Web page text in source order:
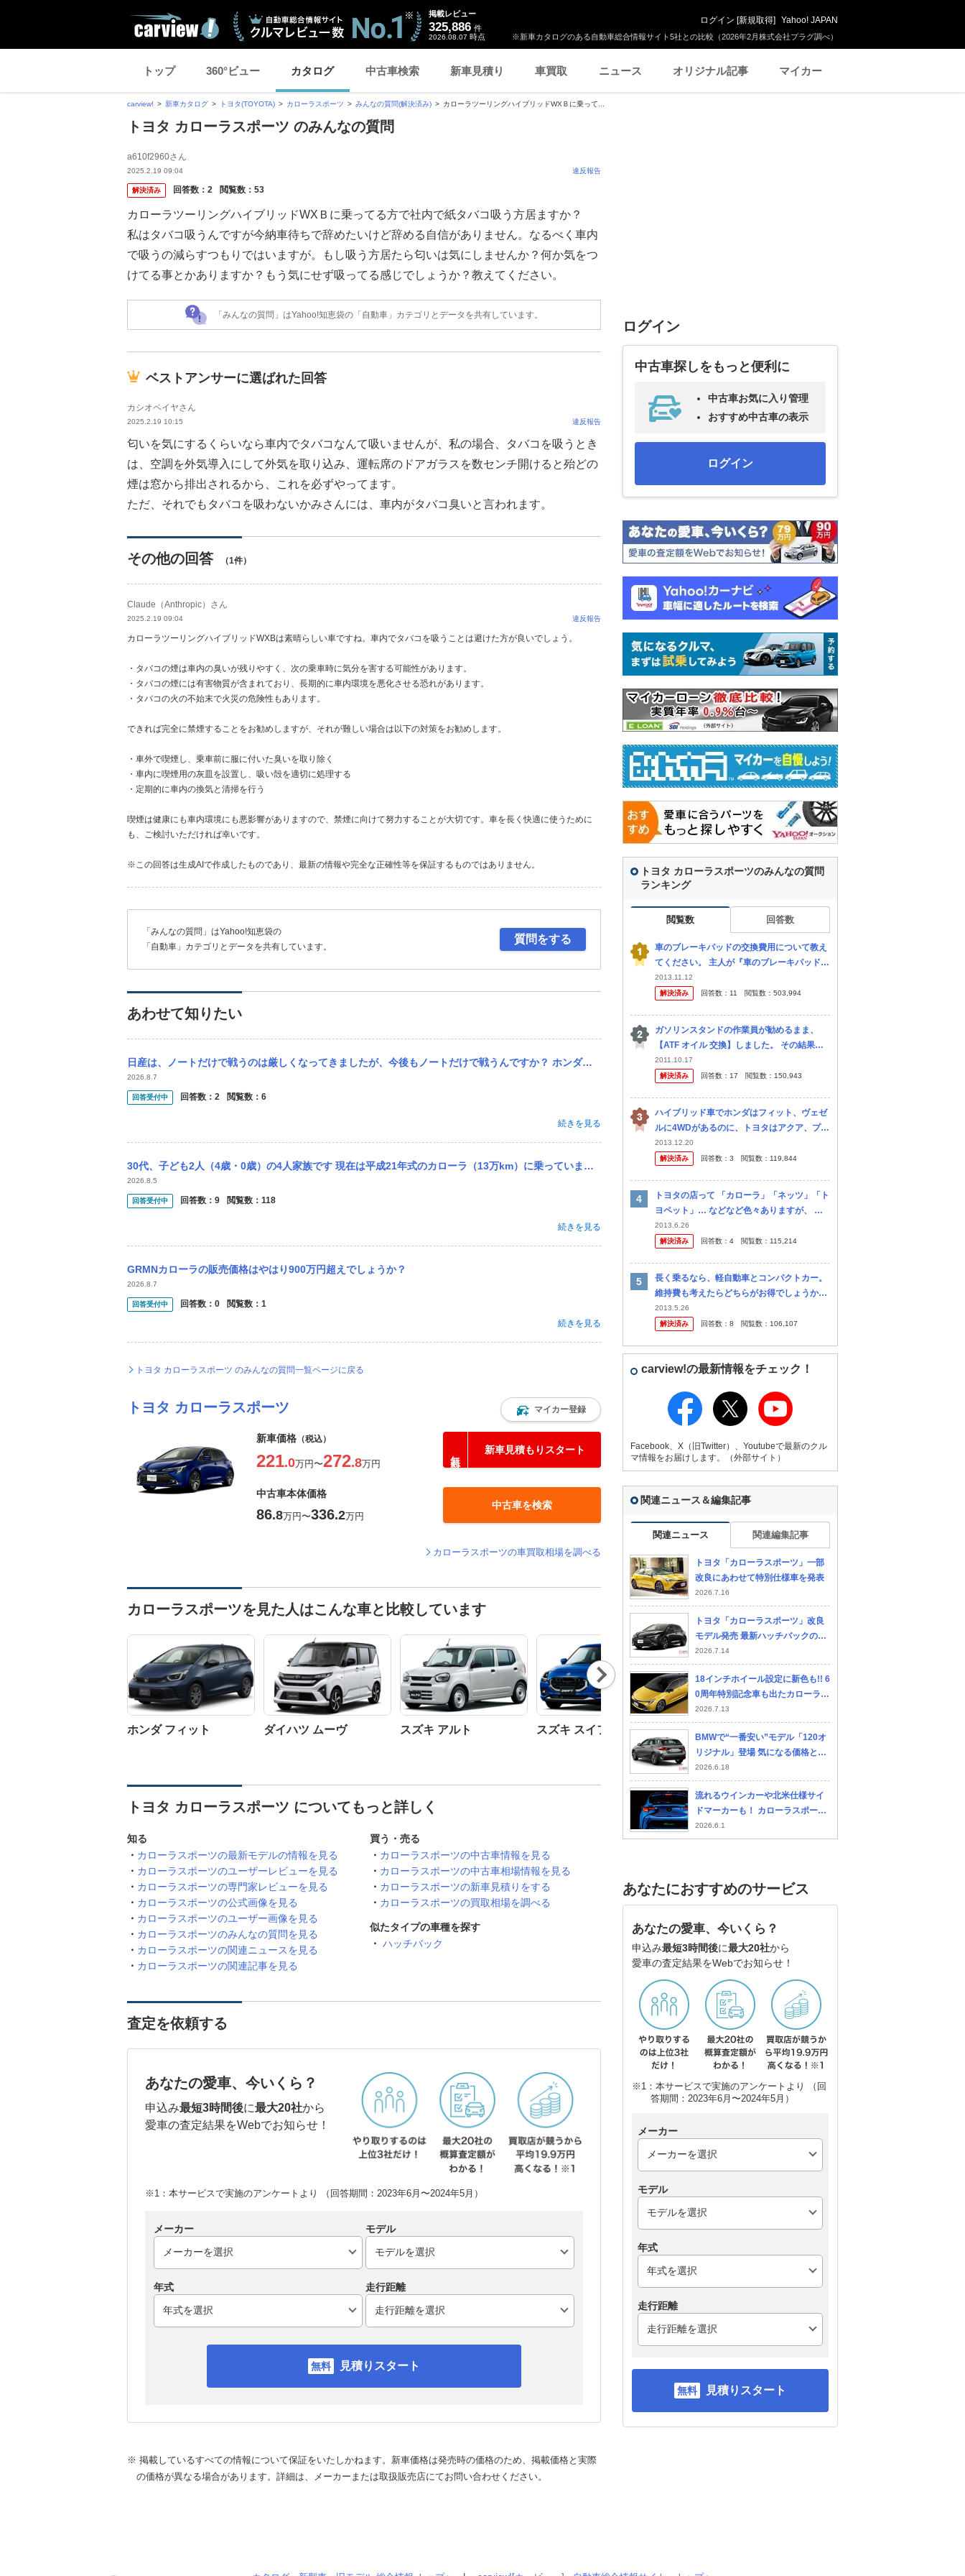
※新車カタログのある自動車総合情報サイト5社との比較（2026年2月株式会社プラグ調べ）
掲載レビュー
325,886 件
2026.08.07 時点
ログイン [新規取得] Yahoo! JAPAN
トップ 360°ビュー カタログ 中古車検索 新車見積り 車買取 ニュース オリジナル記事 マイカー
carview! 新車カタログ トヨタ(TOYOTA) カローラスポーツ みんなの質問(解決済み) カローラツーリングハイブリッドWXＢに乗って...
トヨタ カローラスポーツ のみんなの質問
a610f2960さん
2025.2.19 09:04 違反報告
解決済み 回答数： 2 閲覧数： 53
カローラツーリングハイブリッドWXＢに乗ってる方で社内で紙タバコ吸う方居ますか？
私はタバコ吸うんですが今納車待ちで辞めたいけど辞める自信がありません。なるべく車内
で吸うの減らすつもりではいますが。もし吸う方居たら匂いは気にしませんか？何か気をつ
けてる事とかありますか？もう気にせず吸ってる感じでしょうか？教えてください。
「みんなの質問」はYahoo!知恵袋の「自動車」カテゴリとデータを共有しています。
ベストアンサーに選ばれた回答
カシオペイヤさん
2025.2.19 10:15 違反報告
匂いを気にするくらいなら車内でタバコなんて吸いませんが、私の場合、タバコを吸うとき
は、空調を外気導入にして外気を取り込み、運転席のドアガラスを数センチ開けると殆どの
煙は窓から排出されるから、これを必ずやってます。
ただ、それでもタバコを吸わないかみさんには、車内がタバコ臭いと言われます。
その他の回答 （1件）
Claude（Anthropic）さん
2025.2.19 09:04 違反報告
カローラツーリングハイブリッドWXBは素晴らしい車ですね。車内でタバコを吸うことは避けた方が良いでしょう。
・タバコの煙は車内の臭いが残りやすく、次の乗車時に気分を害する可能性があります。
・タバコの煙には有害物質が含まれており、長期的に車内環境を悪化させる恐れがあります。
・タバコの火の不始末で火災の危険性もあります。
できれば完全に禁煙することをお勧めしますが、それが難しい場合は以下の対策をお勧めします。
・車外で喫煙し、乗車前に服に付いた臭いを取り除く
・車内に喫煙用の灰皿を設置し、吸い殻を適切に処理する
・定期的に車内の換気と清掃を行う
喫煙は健康にも車内環境にも悪影響がありますので、禁煙に向けて努力することが大切です。車を長く快適に使うために
も、ご検討いただければ幸いです。
※この回答は生成AIで作成したものであり、最新の情報や完全な正確性等を保証するものではありません。
「みんなの質問」はYahoo!知恵袋の
「自動車」カテゴリとデータを共有しています。
質問をする
あわせて知りたい
日産は、ノートだけで戦うのは厳しくなってきましたが、今後もノートだけで戦うんですか？ ホンダは今後3年以内に、上級ミニバンの新型車を国内発売する検討を始めた。次世代ハイブリッドシステムの採用を見...
2026.8.7
回答受付中 回答数： 2 閲覧数： 6
続きを見る
30代、子ども2人（4歳・0歳）の4人家族です 現在は平成21年式のカローラ（13万km）に乗っています。車検は2028年3月までありますが、エアコンの効きが悪くなってきたため、そろそろ買い替え...
2026.8.5
回答受付中 回答数： 9 閲覧数： 118
続きを見る
GRMNカローラの販売価格はやはり900万円超えでしょうか？
2026.8.7
回答受付中 回答数： 0 閲覧数： 1
続きを見る
トヨタ カローラスポーツ のみんなの質問一覧ページに戻る
トヨタ カローラスポーツ マイカー登録
新車価格 （税込）
221.0万円〜272.8万円
新車見積もりスタート
中古車本体価格
86.8万円〜336.2万円
中古車を検索
カローラスポーツの車買取相場を調べる
カローラスポーツを見た人はこんな車と比較しています
ホンダ フィット ダイハツ ムーヴ スズキ アルト スズキ スイフト ダイハツ ミライース
Nex
t
トヨタ カローラスポーツ についてもっと詳しく
知る
カローラスポーツの最新モデルの情報を見る
カローラスポーツのユーザーレビューを見る
カローラスポーツの専門家レビューを見る
カローラスポーツの公式画像を見る
カローラスポーツのユーザー画像を見る
カローラスポーツのみんなの質問を見る
カローラスポーツの関連ニュースを見る
カローラスポーツの関連記事を見る
買う・売る
カローラスポーツの中古車情報を見る
カローラスポーツの中古車相場情報を見る
カローラスポーツの新車見積りをする
カローラスポーツの買取相場を調べる
似たタイプの車種を探す
ハッチバック
査定を依頼する
あなたの愛車、今いくら？
申込み最短3時間後に最大20社から
愛車の査定結果をWebでお知らせ！
※1：本サービスで実施のアンケートより （回答期間：2023年6月〜2024年5月）
メーカー モデル
年式 走行距離
見積りスタート
※ 掲載しているすべての情報について保証をいたしかねます。新車価格は発売時の価格のため、掲載価格と実際
の価格が異なる場合があります。詳細は、メーカーまたは取扱販売店にてお問い合わせください。
ログイン
中古車探しをもっと便利に
中古車お気に入り管理
おすすめ中古車の表示
ログイン
トヨタ カローラスポーツのみんなの質問
ランキング
閲覧数 回答数
車のブレーキパッドの交換費用について教え
てください。 主人が『車のブレーキパッドを
交換するのに4～5万円かかる』と言ってきま
した。 ディーラーさんに頼むようです。 そ
2013.11.12
解決済み
回答数： 11 閲覧数： 503,994
ガソリンスタンドの作業員が勧めるまま、
【ATF オイル 交換】しました。 その結果、
車は故障し、修理費用約４０万円。 そこで相
談です。 セルフのガソリンスタンドの作業員
2011.10.17
解決済み
回答数： 17 閲覧数： 150,943
ハイブリッド車でホンダはフィット、ヴェゼ
ルに4WDがあるのに、トヨタはアクア、プリ
ウス、カローラフィールダーと人気車種があ
るのに4WDがないのは何故でしょう？ カロ
2013.12.20
解決済み
回答数： 3 閲覧数： 119,844
トヨタの店って 「カローラ」「ネッツ」「ト
ヨペット」… などなど色々ありますが、 何
を基準にお店を分けているのですか？
2013.6.26
解決済み
回答数： 4 閲覧数： 115,214
長く乗るなら、軽自動車とコンパクトカー。
維持費も考えたらどちらがお得でしょうか？
最近は軽自動車の値段も高いので迷ってま
す。 軽自動車のターボ車の価格ならカローラ
2013.5.26
解決済み
回答数： 8 閲覧数： 106,107
carview!の最新情報をチェック！
Facebook、X（旧Twitter）、Youtubeで最新のクル
マ情報をお届けします。（外部サイト）
関連ニュース＆編集記事
関連ニュース 関連編集記事
トヨタ「カローラスポーツ」一部
改良にあわせて特別仕様車を発表
2026.7.16
トヨタ「カローラスポーツ」改良
モデル発売 最新ハッチバックの特
徴は？
2026.7.14
18インチホイール設定に新色も!! 6
0周年特別記念車も出たカローラス
ポーツの一部改良がゴージャスす
ぎ!!
2026.7.13
BMWで“一番安い”モデル「120オ
リジナル」登場 気になる価格と仕
様は？
2026.6.18
流れるウインカーや北米仕様サイ
ドマーカーも！ カローラスポーツ
を格上げする専用テール
2026.6.1
あなたにおすすめのサービス
あなたの愛車、今いくら？
申込み最短3時間後に最大20社から
愛車の査定結果をWebでお知らせ！
※1：本サービスで実施のアンケートより （回
答期間：2023年6月〜2024年5月）
メーカー
モデル
年式
走行距離
見積りスタート